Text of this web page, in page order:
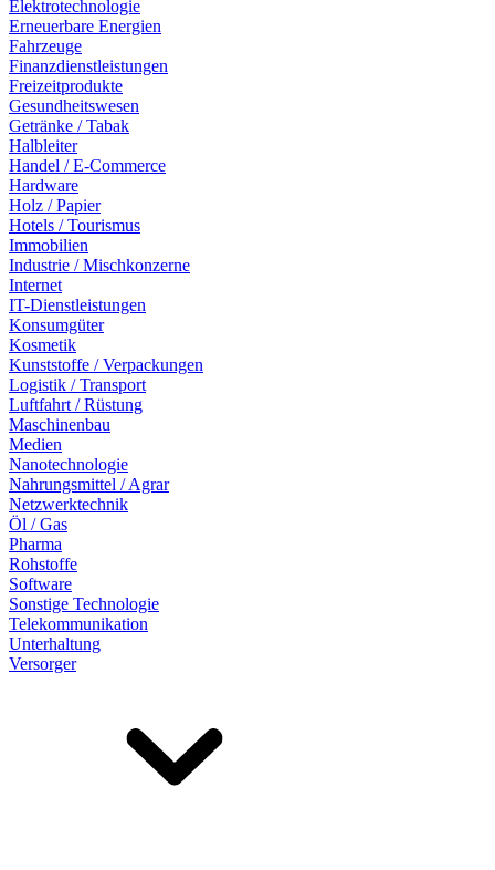
Elektrotechnologie
Erneuerbare Energien
Fahrzeuge
Finanzdienstleistungen
Freizeitprodukte
Gesundheitswesen
Getränke / Tabak
Halbleiter
Handel / E-Commerce
Hardware
Holz / Papier
Hotels / Tourismus
Immobilien
Industrie / Mischkonzerne
Internet
IT-Dienstleistungen
Konsumgüter
Kosmetik
Kunststoffe / Verpackungen
Logistik / Transport
Luftfahrt / Rüstung
Maschinenbau
Medien
Nanotechnologie
Nahrungsmittel / Agrar
Netzwerktechnik
Öl / Gas
Pharma
Rohstoffe
Software
Sonstige Technologie
Telekommunikation
Unterhaltung
Versorger